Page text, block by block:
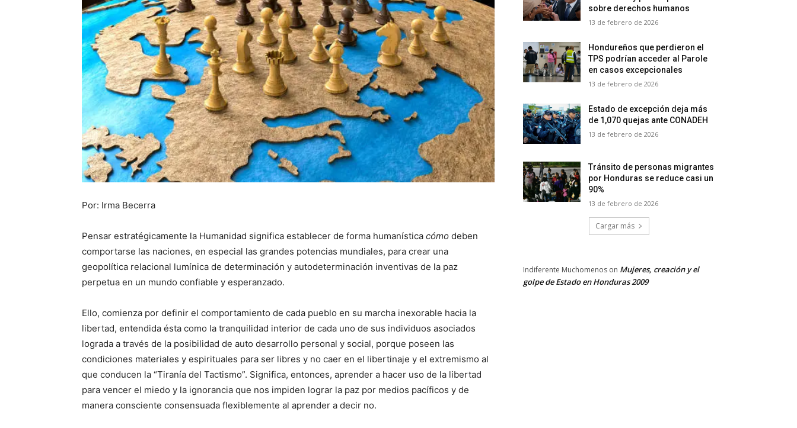
Por: Irma Becerra
Pensar estratégicamente la Humanidad significa establecer de forma humanística cómo deben
comportarse las naciones, en especial las grandes potencias mundiales, para crear una
geopolítica relacional lumínica de determinación y autodeterminación inventivas de la paz
perpetua en un mundo confiable y esperanzado.
Ello, comienza por definir el comportamiento de cada pueblo en su marcha inexorable hacia la
libertad, entendida ésta como la tranquilidad interior de cada uno de sus individuos asociados
lograda a través de la posibilidad de auto desarrollo personal y social, porque poseen las
condiciones materiales y espirituales para ser libres y no caer en el libertinaje y el extremismo al
que conducen la “Tiranía del Tactismo”. Significa, entonces, aprender a hacer uso de la libertad
para vencer el miedo y la ignorancia que nos impiden lograr la paz por medios pacíficos y de
manera consciente consensuada flexiblemente al aprender a decir no.
sobre derechos humanos
13 de febrero de 2026
Hondureños que perdieron el
TPS podrían acceder al Parole
en casos excepcionales
13 de febrero de 2026
Estado de excepción deja más
de 1,070 quejas ante CONADEH
13 de febrero de 2026
Tránsito de personas migrantes
por Honduras se reduce casi un
90%
13 de febrero de 2026
Cargar más
Indiferente Muchomenos on Mujeres, creación y el
golpe de Estado en Honduras 2009